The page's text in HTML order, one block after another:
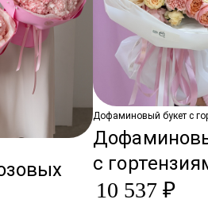
Дофаминовый букет с
с
10 537 ₽